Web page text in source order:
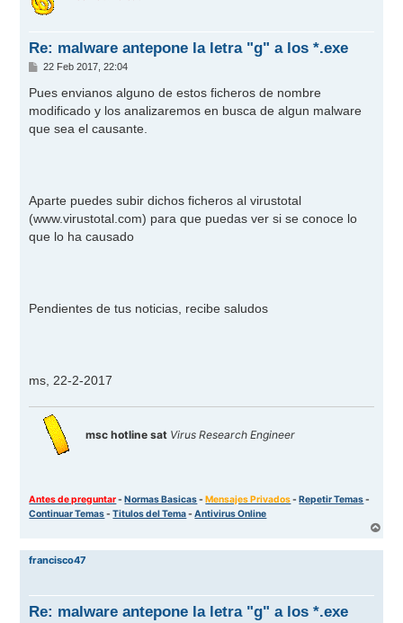
Re: malware antepone la letra "g" a los *.exe
M
n
s
a
e
22 Feb 2017, 22:04
Pues envianos alguno de estos ficheros de nombre
modificado y los analizaremos en busca de algun malware
que sea el causante.
Aparte puedes subir dichos ficheros al virustotal
(www.virustotal.com) para que puedas ver si se conoce lo
que lo ha causado
Pendientes de tus noticias, recibe saludos
ms, 22-2-2017
msc hotline sat Virus Research Engineer
Antes de preguntar-Normas Basicas-Mensajes Privados-Repetir Temas-
Continuar Temas-Titulos del Tema-Antivirus Online
r
francisco47
Re: malware antepone la letra "g" a los *.exe